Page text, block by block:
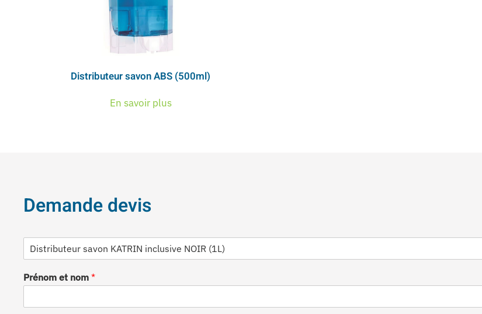
Distributeur savon ABS (500ml)
En savoir plus
Demande devis
i
g
Prénom et nom *